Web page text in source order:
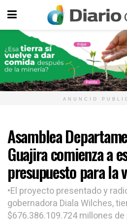
ANUNCIO
Asamblea
Guajira comienza a
presupuesto para la
•El proyecto presentado y
gobernadora Diala Wilches,
$676.386.109.724 millones